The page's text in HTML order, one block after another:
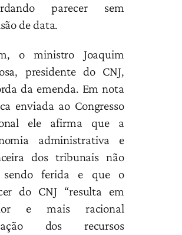
parecer sem
de data.
o ministro Joaquim
presidente do CNJ,
da emenda. Em nota
enviada ao Congresso
ele afirma que a
administrativa e
dos tribunais não
sendo ferida e que o
do CNJ “resulta em
e mais racional
dos recursos